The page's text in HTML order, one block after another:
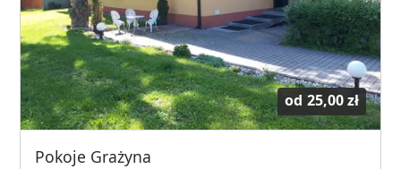
od 25,00 zł
Pokoje Grażyna